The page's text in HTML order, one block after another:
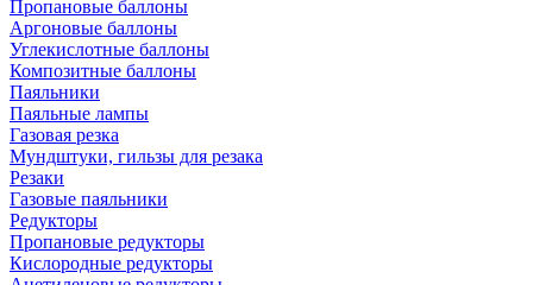
Пропановые баллоны
Аргоновые баллоны
Углекислотные баллоны
Композитные баллоны
Паяльники
Паяльные лампы
Газовая резка
Мундштуки, гильзы для резака
Резаки
Газовые паяльники
Редукторы
Пропановые редукторы
Кислородные редукторы